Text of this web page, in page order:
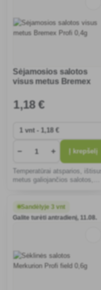
Sėjamosios salotos
visus metus Bremex
1,18 €
− + Į krepšelį
Temperatūrai atsparios,
metus galiojančios salotos,
Užaugina skanias, traškias
galvas, sumažina cheminių
Sandėlyje 3 vnt
Galite turėti antradienį, 11.08.